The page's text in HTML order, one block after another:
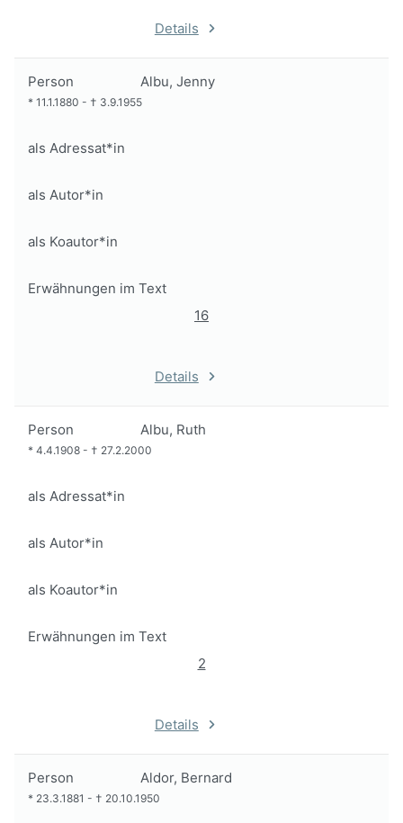
Details
Person Albu, Jenny
* 11.1.1880 - † 3.9.1955
als Adressat*in
als Autor*in
als Koautor*in
Erwähnungen im Text
16
Details
Person Albu, Ruth
* 4.4.1908 - † 27.2.2000
als Adressat*in
als Autor*in
als Koautor*in
Erwähnungen im Text
2
Details
Person Aldor, Bernard
* 23.3.1881 - † 20.10.1950